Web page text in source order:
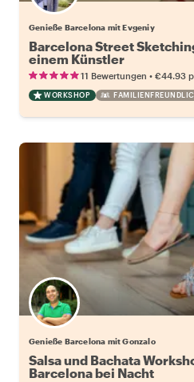
Genieße Barcelona mit Evgeniy
Barcelona Street
einem Künstler
11 Bewertungen • €44.93
WORKSHOP
Genieße Barcelona mit Gonzalo
Salsa und Bachata
Barcelona bei Nacht